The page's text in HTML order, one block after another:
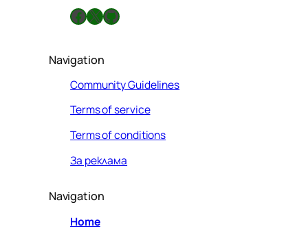
Facebook X GitHub
Navigation
Community Guidelines
Terms of service
Terms of conditions
За реклама
Navigation
Home